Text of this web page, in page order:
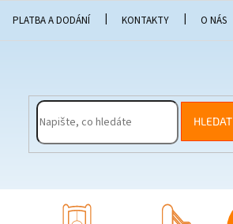
PLATBA A DODÁNÍ KONTAKTY O NÁS
HLEDAT